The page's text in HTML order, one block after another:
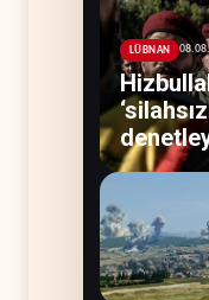
LÜBNAN